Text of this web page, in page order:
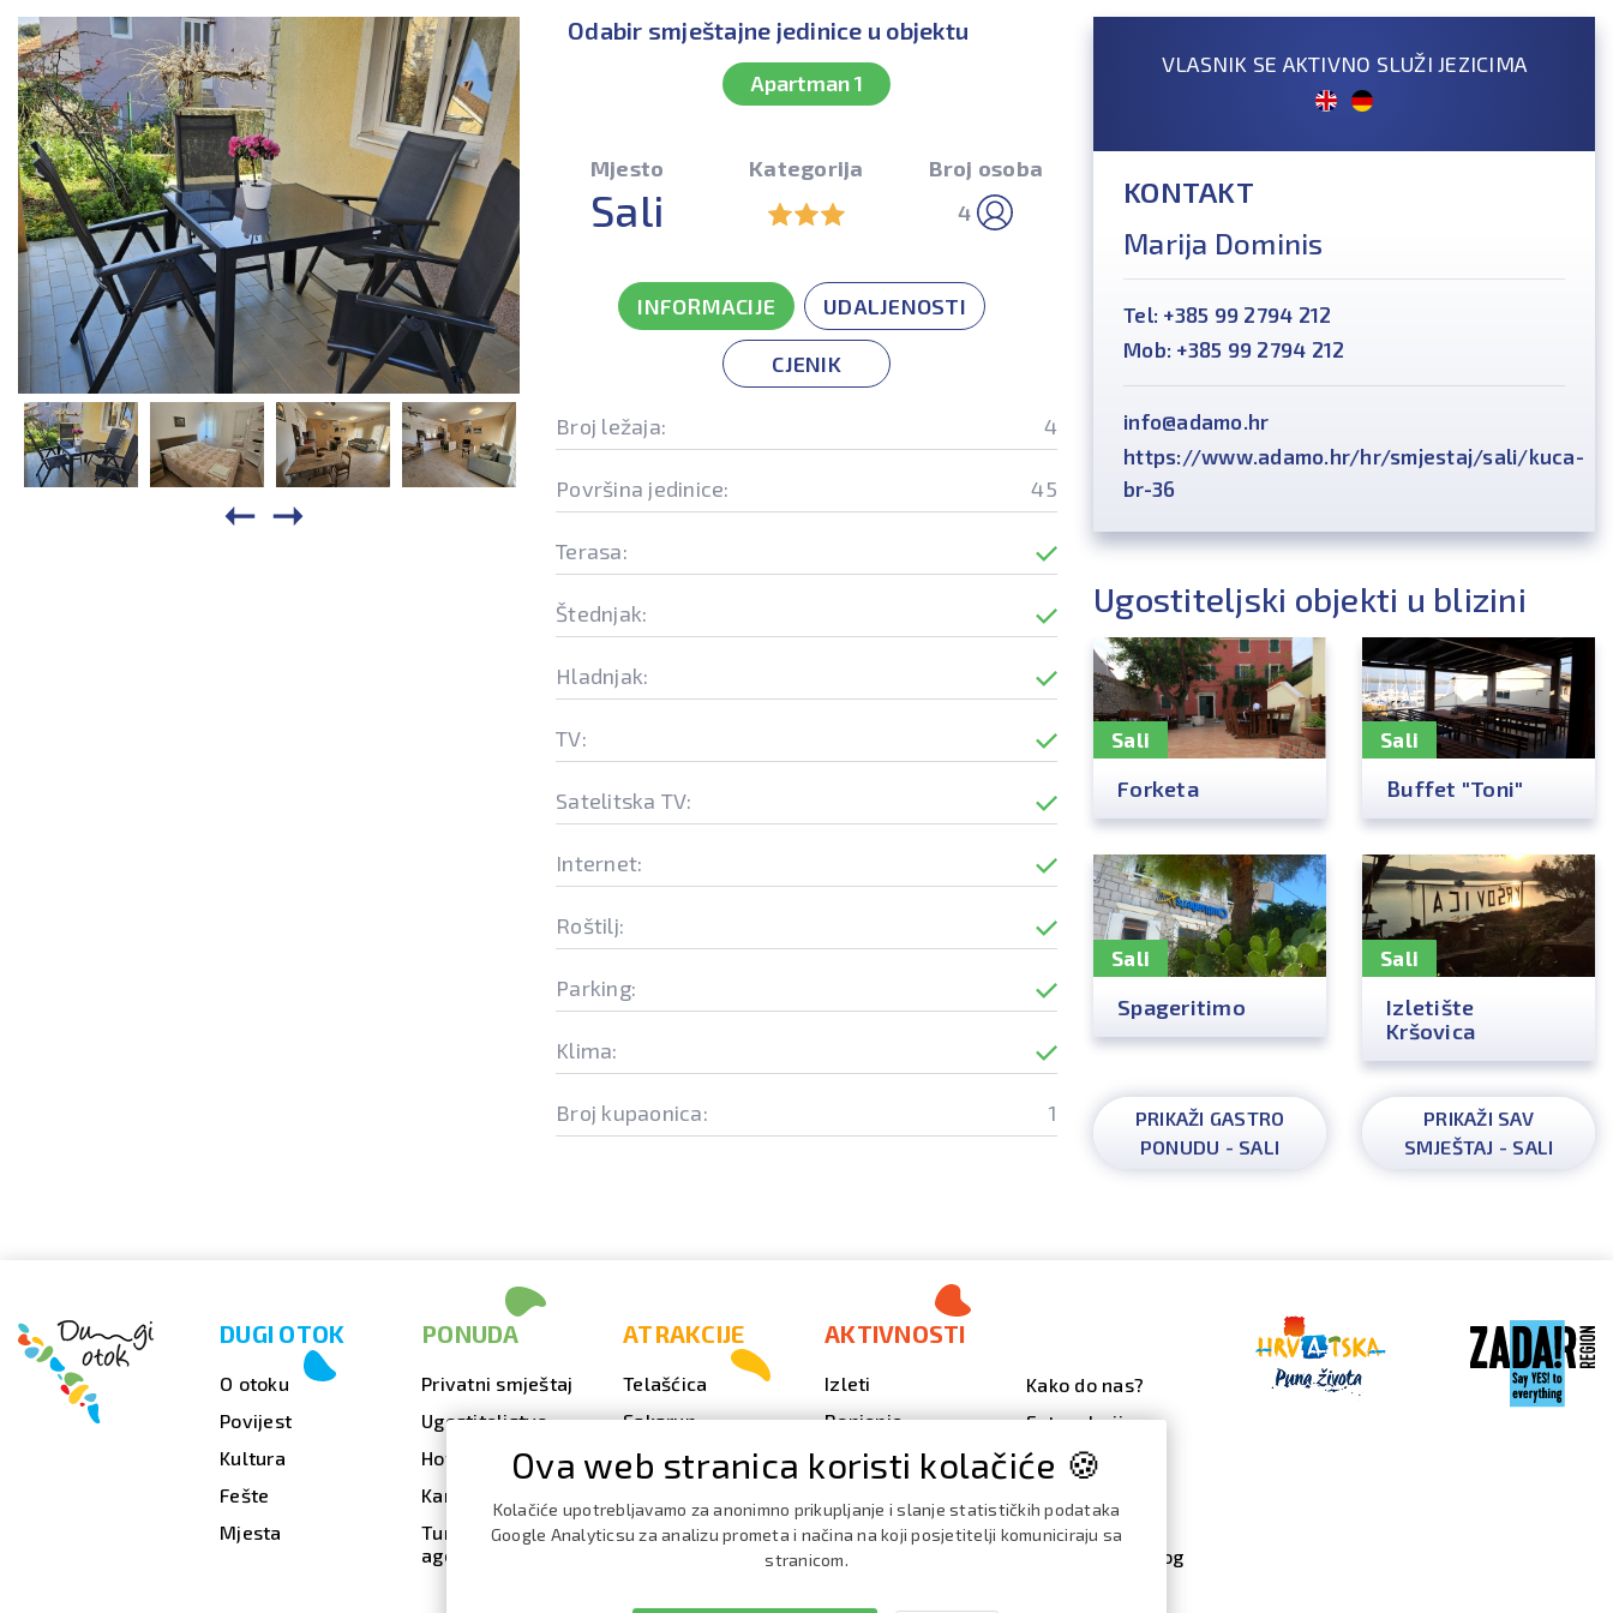
Odabir smještajne jedinice u objektu
Apartman 1
Mjesto
Sali
Kategorija
Broj osoba
4
INFORMACIJE UDALJENOSTI
CJENIK
Broj ležaja: 4
Površina jedinice: 45
Terasa:
Štednjak:
Hladnjak:
TV:
Satelitska TV:
Internet:
Roštilj:
Parking:
Klima:
Broj kupaonica: 1
VLASNIK SE AKTIVNO SLUŽI JEZICIMA
KONTAKT
Marija Dominis
Tel: +385 99 2794 212
Mob: +385 99 2794 212
info@adamo.hr
https://www.adamo.hr/hr/smjestaj/sali/kuca-
br-36
Ugostiteljski objekti u blizini
Sali
Forketa
Sali
Buffet "Toni"
Sali
Spageritimo
Sali
Izletište
Kršovica
PRIKAŽI GASTRO
PONUDU - SALI
PRIKAŽI SAV
SMJEŠTAJ - SALI
DUGI OTOK
O otoku
Povijest
Kultura
Fešte
Mjesta
PONUDA
Privatni smještaj
Ugostiteljstvo
Hoteli
Kampovi
Turističke
agencije
ATRAKCIJE
Telašćica
Sakarun
Svjetionik Veli Rat
Strašna peć
AKTIVNOSTI
Izleti
Ronjenje
Outdoor
Nautika
Kako do nas?
Fotogalerija
Video galerija
događanja
Brošure / katalog
Ova web stranica koristi kolačiće 🍪
Kolačiće upotrebljavamo za anonimno prikupljanje i slanje statističkih podataka
Google Analyticsu za analizu prometa i načina na koji posjetitelji komuniciraju sa
stranicom.